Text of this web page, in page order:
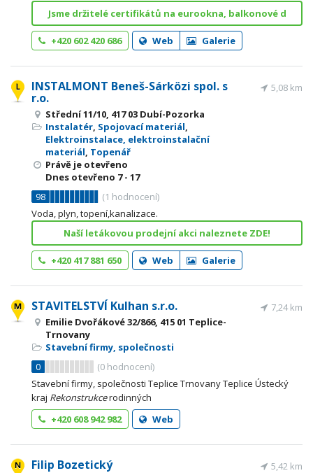
Jsme držitelé certifikátů na eurookna, balkonové d
+420 602 420 686 Web Galerie
INSTALMONT Beneš-Sárközi spol. s
r.o.
Střední 11/10, 417 03 Dubí-Pozorka
Instalatér, Spojovací materiál,
Elektroinstalace, elektroinstalační
materiál, Topenář
Právě je otevřeno
Dnes otevřeno 7 - 17
98
(1 hodnocení)
5,08 km
Voda, plyn, topení,kanalizace.
Naší letákovou prodejní akci naleznete ZDE!
+420 417 881 650 Web Galerie
STAVITELSTVÍ Kulhan s.r.o.
Emilie Dvořákové 32/866, 415 01 Teplice-
Trnovany
Stavební firmy, společnosti
0
(0 hodnocení)
7,24 km
Stavební firmy, společnosti Teplice Trnovany Teplice Ústecký
kraj Rekonstrukcerodinných
+420 608 942 982
Web
Filip Bozetický 5,42 km